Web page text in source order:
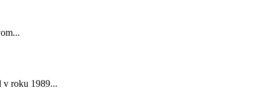
v roku 1989...